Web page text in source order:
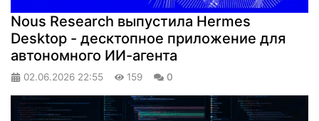
Nous Research выпустила Hermes
Desktop - десктопное приложение для
автономного ИИ-агента
02.06.2026 22:55 159 0